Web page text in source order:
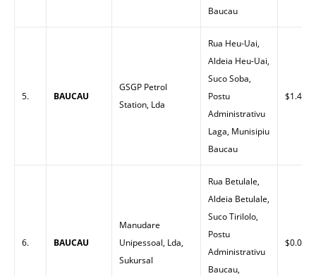
Baucau
5. BAUCAU
GSGP Petrol
Station, Lda
Rua Heu-Uai,
Aldeia Heu-Uai,
Suco Soba,
Postu
Administrativu
Laga, Munisipiu
Baucau
$1.43
6. BAUCAU
Manudare
Unipessoal, Lda,
Sukursal
Rua Betulale,
Aldeia Betulale,
Suco Tirilolo,
Postu
Administrativu
Baucau,
$0.00